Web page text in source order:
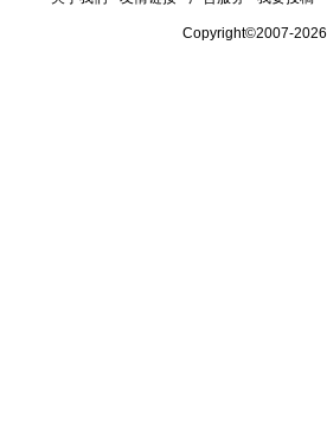
Copyright©2007-